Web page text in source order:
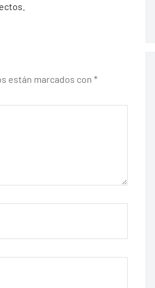
están marcados con *